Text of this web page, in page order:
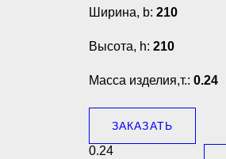
Ширина, b: 210
Высота, h: 210
Масса изделия,т.: 0.24
ЗАКАЗАТЬ
0.24